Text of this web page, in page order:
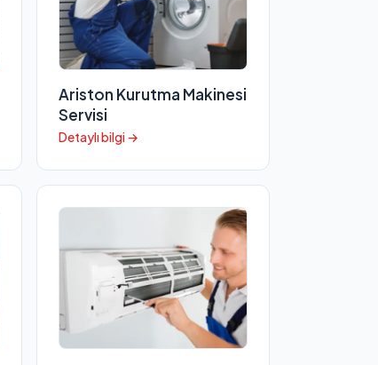
Ariston Kurutma Makinesi
Servisi
Detaylı bilgi →